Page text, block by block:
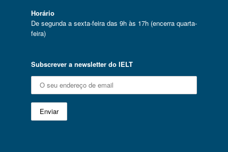
Horário
De segunda a sexta-feira das 9h às 17h (encerra quarta-
feira)
Subscrever a newsletter do IELT